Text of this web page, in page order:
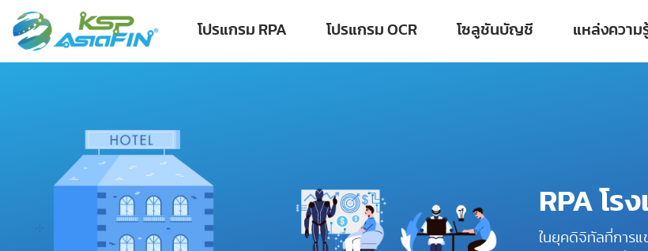
โปรแกรม RPA โปรแกรม OCR โซลูชันบัญชี แหล่งความ
RPA โร
ในยุคดิจิทัลที่การแ